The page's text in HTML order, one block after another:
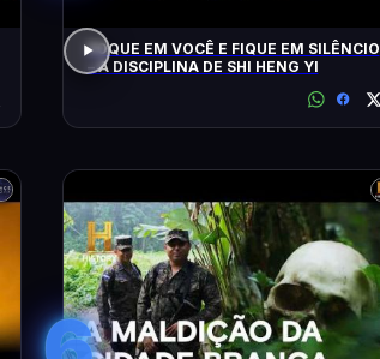
FOQUE EM VOCÊ E FIQUE EM SILÊNCIO
– A DISCIPLINA DE SHI HENG YI